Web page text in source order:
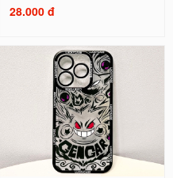
28.000 đ